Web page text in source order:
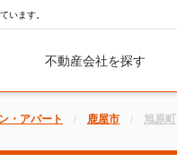
います。
不動産会社を探す
・アパート 鹿屋市 旭原町